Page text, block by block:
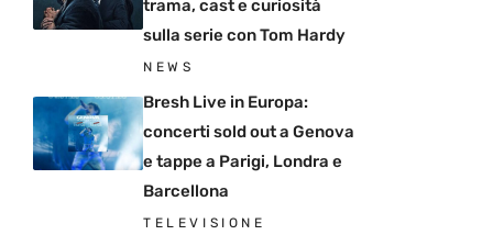
trama, cast e curiosità
sulla serie con Tom Hardy
NEWS
Bresh Live in Europa:
concerti sold out a Genova
e tappe a Parigi, Londra e
Barcellona
TELEVISIONE